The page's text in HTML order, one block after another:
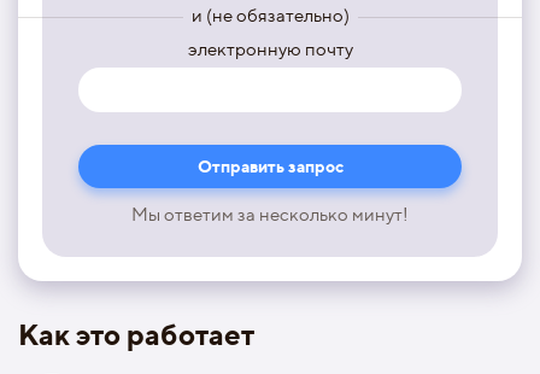
и (не обязательно)
электронную почту
Мы ответим за несколько минут!
Как это работает